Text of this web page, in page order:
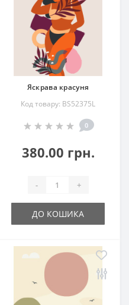
Яскрава красуня
Код товару: BS52375L
0
380.00 грн.
- +
ДО КОШИКА